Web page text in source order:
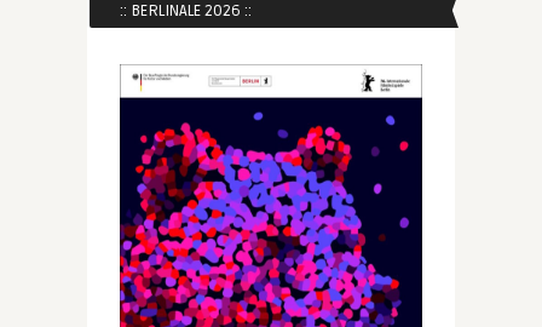
:: BERLINALE 2026 ::